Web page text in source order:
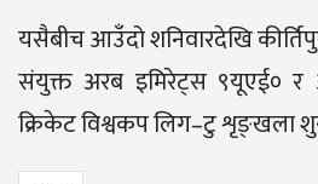
यसैबीच आउँदो शनिवारदेखि
संयुक्त अरब इमिरेट्स ९यूएई० र
क्रिकेट विश्वकप लिग–टु शृङ्खला